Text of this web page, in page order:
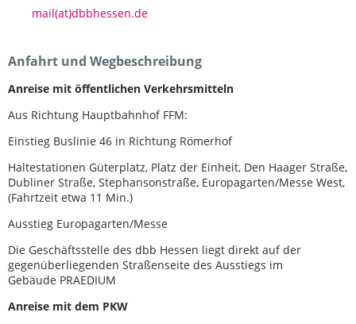
mail(at)dbbhessen.de
Anfahrt und Wegbeschreibung
Anreise mit öffentlichen Verkehrsmitteln
Aus Richtung Hauptbahnhof FFM:
Einstieg Buslinie 46 in Richtung Römerhof
Haltestationen Güterplatz, Platz der Einheit, Den Haager Straße,
Dubliner Straße, Stephansonstraße, Europagarten/Messe West,
(Fahrtzeit etwa 11 Min.)
Ausstieg Europagarten/Messe
Die Geschäftsstelle des dbb Hessen liegt direkt auf der
gegenüberliegenden Straßenseite des Ausstiegs im
Gebäude PRAEDIUM
Anreise mit dem PKW